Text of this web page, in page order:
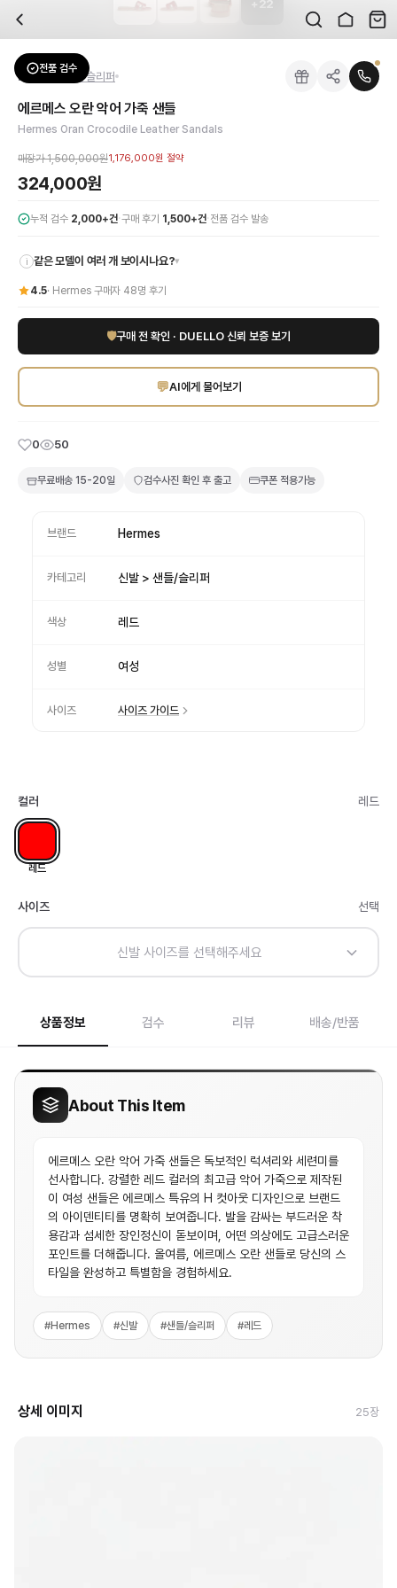
배송은 얼마나 걸리나요?
검수는 어떻게 진행되나요? 검수 사진을 받을 수 있나요?
전문 스태프가 실물 상품을 직접 확인한 후 검수 사진을 제공합니다. 가죽 재질,
교환이나 반품이 가능한가요?
수령 후 7일 이내 신청하시면 상품 하자, 사이즈 불일치, 고객 변심 모두 교환·반
네, 쿠폰과 적립금을 결제 시 함께 사용하실 수 있습니다. 적립금은 1,000원 이상
신발은 정사이즈인가요?
대부분 정사이즈로 제작되나 모델에 따라 차이가 있을 수 있습니다. mm 기준 사
에르메스 오란 악어 가죽 샌들
브랜드:
성별:여성
색상:레드
가격:324,000원
에르메스 오란 악어 가죽 샌들은 독보적인 럭셔리와 세련미를 선사합니다. 강렬
22
전품 검수
Hermes샌들/슬리퍼
에르메스 오란 악어 가죽 샌들
Hermes Oran Crocodile Leather Sandals
매장가1,500,000원1,176,000원 절약
324,000원
누적 검수 2,000+건·구매 후기 1,500+건· 전품 검수 발송
i 같은 모델이 여러 개 보이시나요?▾
4.5· Hermes 구매자 48명 후기
🛡구매 전 확인 · DUELLO 신뢰 보증 보기
💬AI에게 물어보기
0 50
무료배송 15-20일 검수사진 확인 후 출고 쿠폰 적용가능
브랜드 Hermes
카테고리 신발 > 샌들/슬리퍼
색상 레드
성별 여성
사이즈 사이즈 가이드
컬러 레드
레드
사이즈 선택
신발 사이즈를 선택해주세요
상품정보 검수 리뷰 배송/반품
About This Item
에르메스 오란 악어 가죽 샌들은 독보적인 럭셔리와 세련미를
선사합니다. 강렬한 레드 컬러의 최고급 악어 가죽으로 제작된
이 여성 샌들은 에르메스 특유의 H 컷아웃 디자인으로 브랜드
의 아이덴티티를 명확히 보여줍니다. 발을 감싸는 부드러운 착
용감과 섬세한 장인정신이 돋보이며, 어떤 의상에도 고급스러운
포인트를 더해줍니다. 올여름, 에르메스 오란 샌들로 당신의 스
타일을 완성하고 특별함을 경험하세요.
#Hermes #신발 #샌들/슬리퍼 #레드
상세 이미지 25장